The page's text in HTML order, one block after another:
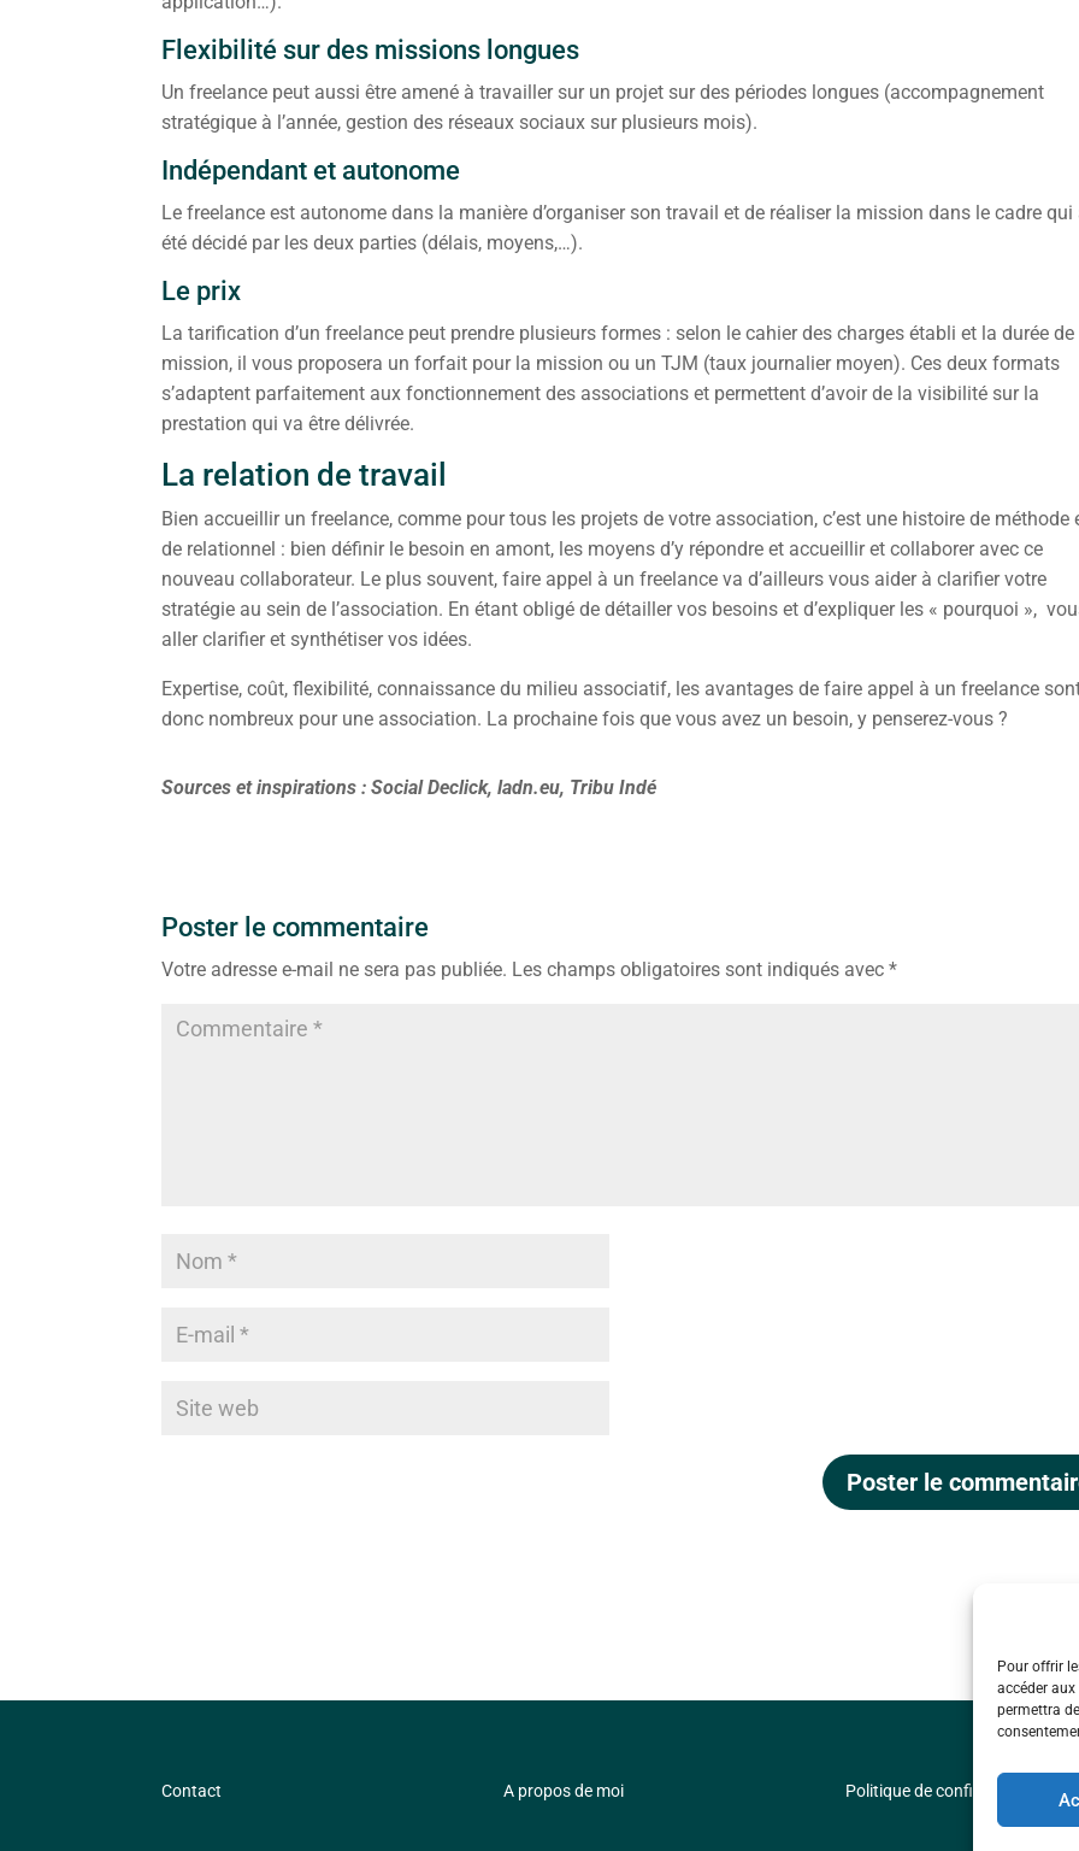
Pour offrir
accéder
permettra
Flexibilité sur des missions longues
Un freelance peut aussi être amené à travailler sur un projet sur des périodes longues (accompagnement
stratégique à l’année, gestion des réseaux sociaux sur plusieurs mois).
Indépendant et autonome
Le freelance est autonome dans la manière d’organiser son travail et de réaliser la mission dans le cadre qui
été décidé par les deux parties (délais, moyens,…).
Le prix
La tarification d’un freelance peut prendre plusieurs formes : selon le cahier des charges établi et la durée de
mission, il vous proposera un forfait pour la mission ou un TJM (taux journalier moyen). Ces deux formats
s’adaptent parfaitement aux fonctionnement des associations et permettent d’avoir de la visibilité sur la
prestation qui va être délivrée.
La relation de travail
Bien accueillir un freelance, comme pour tous les projets de votre association, c’est une histoire de méthode
de relationnel : bien définir le besoin en amont, les moyens d’y répondre et accueillir et collaborer avec ce
nouveau collaborateur. Le plus souvent, faire appel à un freelance va d’ailleurs vous aider à clarifier votre
stratégie au sein de l’association. En étant obligé de détailler vos besoins et d’expliquer les « pourquoi »,
aller clarifier et synthétiser vos idées.
Expertise, coût, flexibilité, connaissance du milieu associatif, les avantages de faire appel à un freelance
donc nombreux pour une association. La prochaine fois que vous avez un besoin, y penserez-vous ?
Sources et inspirations : Social Declick, ladn.eu, Tribu Indé
Poster le commentaire
Votre adresse e-mail ne sera pas publiée. Les champs obligatoires sont indiqués avec*
Contact A propos de moi Politique de confidentialité